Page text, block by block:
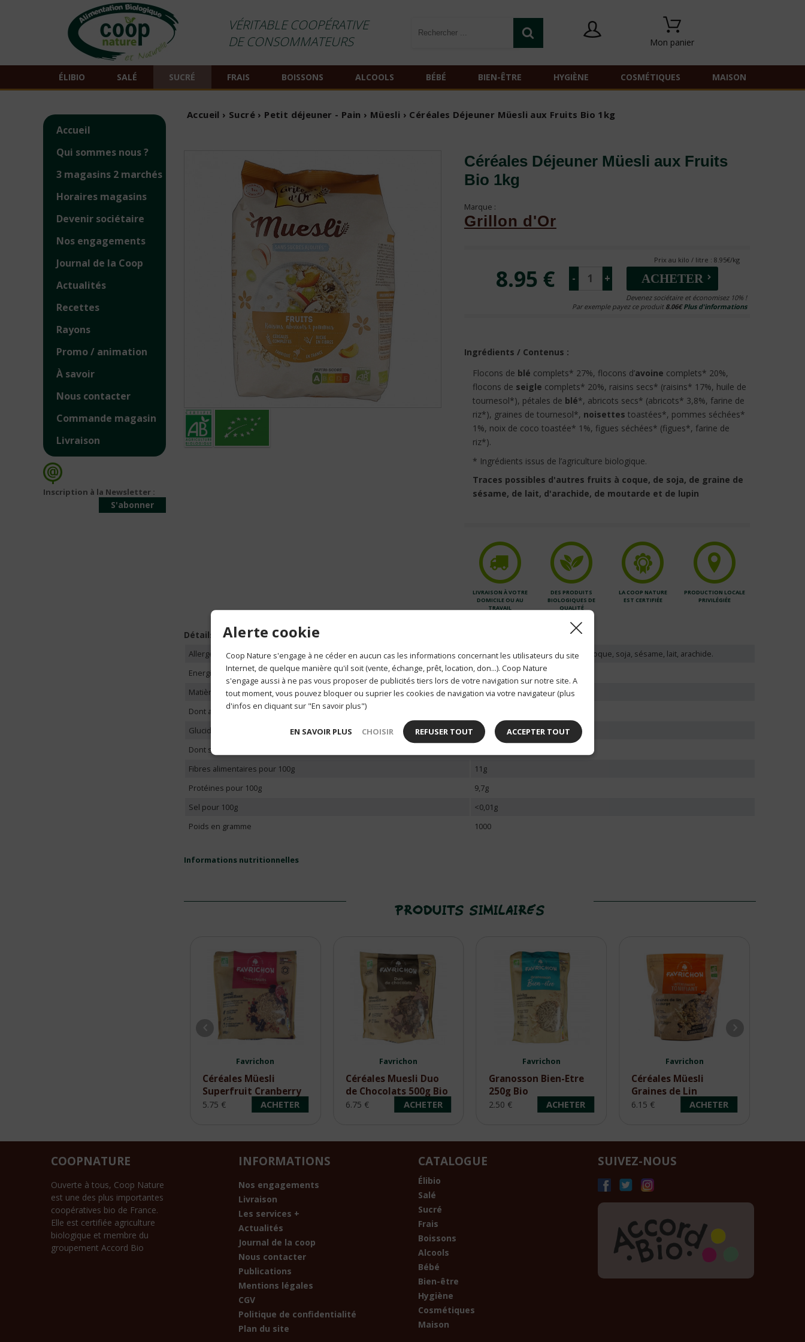
VÉRITABLE COOPÉRATIVE
DE CONSOMMATEURS
Mon panier
ÉLIBIO SALÉ SUCRÉ FRAIS BOISSONS ALCOOLS BÉBÉ BIEN-ÊTRE HYGIÈNE COSMÉTIQUES MAISON
Accueil › Sucré › Petit déjeuner - Pain › Müesli › Céréales Déjeuner Müesli aux Fruits Bio 1kg
Céréales Déjeuner Müesli aux Fruits
Bio 1kg
Marque :
Grillon d'Or
Prix au kilo / litre : 8.95€/kg
8.95 € - + ACHETER
Devenez sociétaire et économisez 10% !
Par exemple payez ce produit 8.06€Plus d'informations
Ingrédients / Contenus :
Flocons de blé complets* 27%, flocons d’avoine complets* 20%,
flocons de seigle complets* 20%, raisins secs* (raisins* 17%, huile de
tournesol*), pétales de blé*, abricots secs* (abricots* 3,8%, farine de
riz*), graines de tournesol*, noisettes toastées*, pommes séchées*
1%, noix de coco toastée* 1%, figues séchées* (figues*, farine de
riz*).
* Ingrédients issus de l’agriculture biologique.
Traces possibles d'autres fruits à coque, de soja, de graine de
sésame, de lait, d'arachide, de moutarde et de lupin
LIVRAISON À VOTRE
DOMICILE OU AU
TRAVAIL
DES PRODUITS
BIOLOGIQUES DE
QUALITÉ
LA COOP NATURE
EST CERTIFIÉE
PRODUCTION LOCALE
PRIVILÉGIÉE
Détails
Allergènes possibles
avoine, seigle, orge, blé, fruits à coque, soja, sésame, lait, arachide.
Energie pour 100g
1494 kj / 354 kcal
Matières grasses pour 100g
5,4g
Dont acides gras saturés
Glucides pour 100g
61g
Dont sucres
Fibres alimentaires pour 100g
11g
Protéines pour 100g
9,7g
Sel pour 100g
<0,01g
Poids en gramme
1000
Informations nutritionnelles
PRODUITS SIMILAIRES
Favrichon
Céréales Müesli
Superfruit Cranberry
Grenade Cassis Bio
5.75 € ACHETER
Favrichon
Céréales Muesli Duo
de Chocolats 500g Bio
6.75 € ACHETER
Favrichon
Granosson Bien-Etre
250g Bio
2.50 € ACHETER
Favrichon
Céréales Müesli
Graines de Lin
Courges Bio 450g
6.15 € ACHETER
Accueil
Qui sommes nous ?
3 magasins 2 marchés
Horaires magasins
Devenir sociétaire
Nos engagements
Journal de la Coop
Actualités
Recettes
Rayons
Promo / animation
À savoir
Nous contacter
Commande magasin
Livraison
Inscription à la Newsletter :
S'abonner
COOPNATURE
Ouverte à tous, Coop Nature
est une des plus importantes
coopératives bio de France.
Elle est certifiée agriculture
biologique et membre du
groupement Accord Bio
INFORMATIONS
Nos engagements
Livraison
Les services +
Actualités
Journal de la coop
Nous contacter
Publications
Mentions légales
CGV
Politique de confidentialité
Plan du site
CATALOGUE
Élibio
Salé
Sucré
Frais
Boissons
Alcools
Bébé
Bien-être
Hygiène
Cosmétiques
Maison
SUIVEZ-NOUS
Alerte cookie
Coop Nature s'engage à ne céder en aucun cas les informations concernant les utilisateurs du site
Internet, de quelque manière qu'il soit (vente, échange, prêt, location, don...). Coop Nature
s'engage aussi à ne pas vous proposer de publicités tiers lors de votre navigation sur notre site. A
tout moment, vous pouvez bloquer ou suprier les cookies de navigation via votre navigateur (plus
d'infos en cliquant sur "En savoir plus")
EN SAVOIR PLUS CHOISIR REFUSER TOUT ACCEPTER TOUT